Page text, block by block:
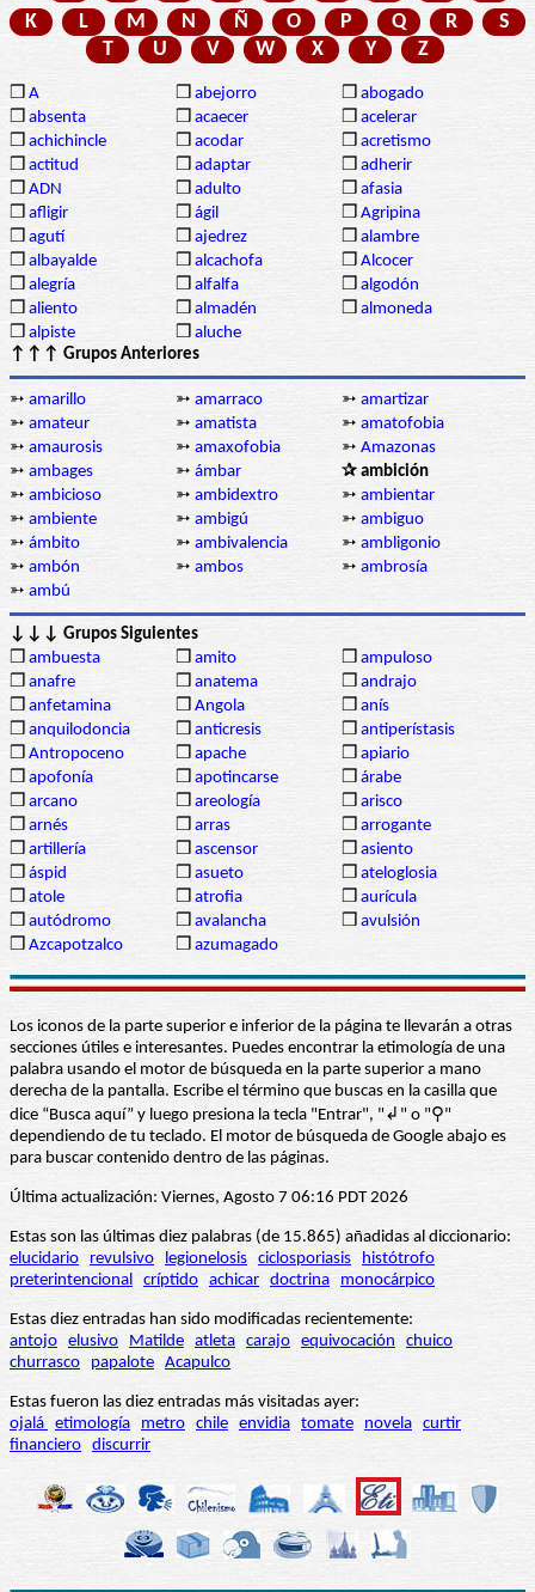
K
L M N Ñ O P Q R
S
T
U V W X Y Z
❒ A ❒ abejorro ❒ abogado
❒ absenta ❒ acaecer ❒ acelerar
❒ achichincle ❒ acodar ❒ acretismo
❒ actitud ❒ adaptar ❒ adherir
❒ ADN ❒ adulto ❒ afasia
❒ afligir ❒ ágil ❒ Agripina
❒ agutí ❒ ajedrez ❒ alambre
❒ albayalde ❒ alcachofa ❒ Alcocer
❒ alegría ❒ alfalfa ❒ algodón
❒ aliento ❒ almadén ❒ almoneda
❒ alpiste ❒ aluche
↑↑↑ Grupos Anteriores
➳ amarillo ➳ amarraco ➳ amartizar
➳ amateur ➳ amatista ➳ amatofobia
➳ amaurosis ➳ amaxofobia ➳ Amazonas
➳ ambages ➳ ámbar
✰ ambición
➳ ambicioso ➳ ambidextro ➳ ambientar
➳ ambiente ➳ ambigú ➳ ambiguo
➳ ámbito ➳ ambivalencia ➳ ambligonio
➳ ambón ➳ ambos ➳ ambrosía
➳ ambú
↓↓↓ Grupos Siguientes
❒ ambuesta ❒ amito ❒ ampuloso
❒ anafre ❒ anatema ❒ andrajo
❒ anfetamina ❒ Angola ❒ anís
❒ anquilodoncia ❒ anticresis ❒ antiperístasis
❒ Antropoceno ❒ apache ❒ apiario
❒ apofonía ❒ apotincarse ❒ árabe
❒ arcano ❒ areología ❒ arisco
❒ arnés ❒ arras ❒ arrogante
❒ artillería ❒ ascensor ❒ asiento
❒ áspid ❒ asueto ❒ ateloglosia
❒ atole ❒ atrofia ❒ aurícula
❒ autódromo ❒ avalancha ❒ avulsión
❒ Azcapotzalco ❒ azumagado
Los iconos de la parte superior e inferior de la página te llevarán a otras
secciones útiles e interesantes. Puedes encontrar la etimología de una
palabra usando el motor de búsqueda en la parte superior a mano
derecha de la pantalla. Escribe el término que buscas en la casilla que
dice “Busca aquí” y luego presiona la tecla "Entrar", "↲" o "⚲"
dependiendo de tu teclado. El motor de búsqueda de Google abajo es
para buscar contenido dentro de las páginas.
Última actualización: Viernes, Agosto 7 06:16 PDT 2026
Estas son las últimas diez palabras (de 15.865) añadidas al diccionario:
elucidario
revulsivo legionelosis ciclosporiasis
histótrofo
preterintencional críptido achicar doctrina monocárpico
Estas diez entradas han sido modificadas recientemente:
antojo elusivo Matilde atleta carajo equivocación
chuico
churrasco
papalote Acapulco
Estas fueron las diez entradas más visitadas ayer:
ojalá etimología metro chile envidia tomate novela curtir
financiero discurrir